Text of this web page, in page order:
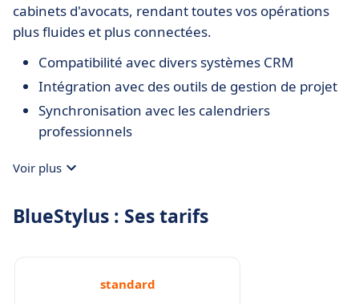
cabinets d'avocats, rendant toutes vos opérations
plus fluides et plus connectées.
Compatibilité avec divers systèmes CRM
Intégration avec des outils de gestion de projet
Synchronisation avec les calendriers
professionnels
Voir plus
BlueStylus : Ses tarifs
standard